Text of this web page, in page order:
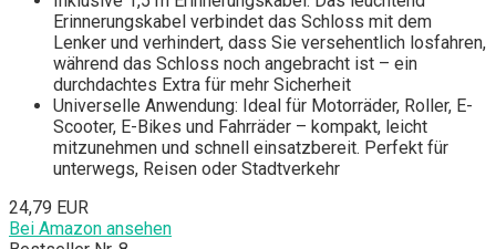
Erinnerungskabel verbindet das Schloss mit dem
Lenker und verhindert, dass Sie versehentlich losfahren,
während das Schloss noch angebracht ist – ein
durchdachtes Extra für mehr Sicherheit
Universelle Anwendung: Ideal für Motorräder, Roller, E-
Scooter, E-Bikes und Fahrräder – kompakt, leicht
mitzunehmen und schnell einsatzbereit. Perfekt für
unterwegs, Reisen oder Stadtverkehr
24,79 EUR
Bei Amazon ansehen